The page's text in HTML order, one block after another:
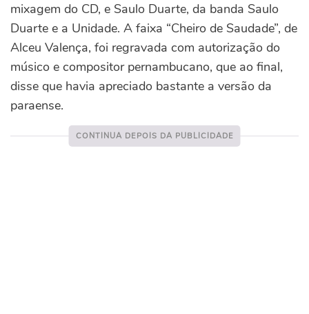
mixagem do CD, e Saulo Duarte, da banda Saulo
Duarte e a Unidade. A faixa “Cheiro de Saudade”, de
Alceu Valença, foi regravada com autorização do
músico e compositor pernambucano, que ao final,
disse que havia apreciado bastante a versão da
paraense.